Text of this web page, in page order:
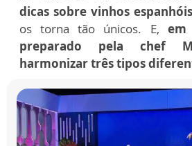
dicas sobre vinhos
os torna tão únicos. E,
preparado pela chef
harmonizar três tipos